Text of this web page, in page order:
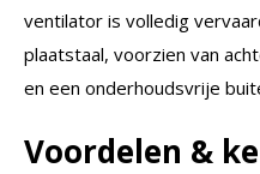
ventilator is volledig
plaatstaal, voorzien van
en een onderhoudsvrije
Voordelen &